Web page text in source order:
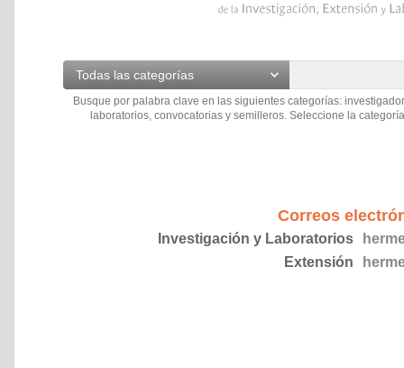
Todas las categorías
Busque por palabra clave en las siguientes categorías:
laboratorios, convocatorias y semilleros. Seleccione la
Correos
Investigación y Laboratorios
Extensión